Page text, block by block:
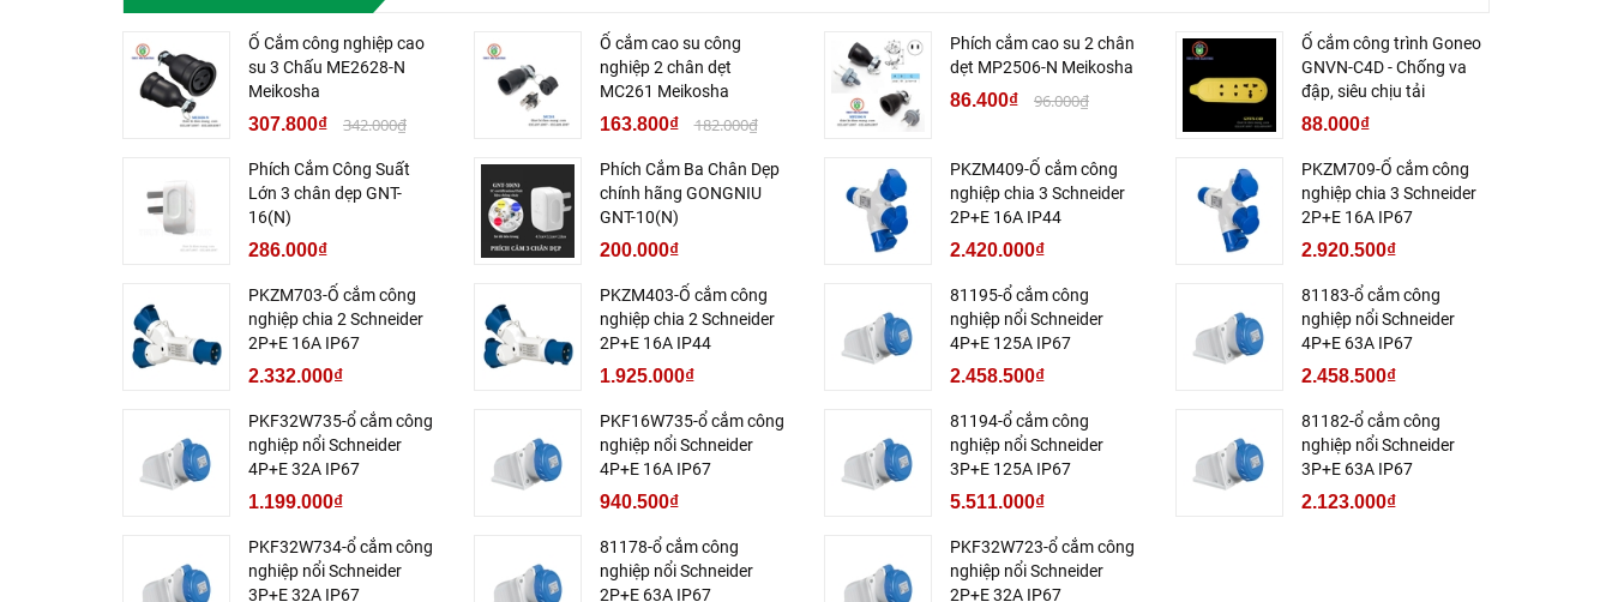
Ổ Cắm công nghiệp cao
su 3 Chấu ME2628-N
Meikosha
307.800₫ 342.000₫
Ổ cắm cao su công
nghiệp 2 chân dẹt
MC261 Meikosha
163.800₫ 182.000₫
Phích cắm cao su 2 chân
dẹt MP2506-N Meikosha
86.400₫ 96.000₫
Ổ cắm công trình Goneo
GNVN-C4D - Chống va
đập, siêu chịu tải
88.000₫
Phích Cắm Công Suất
Lớn 3 chân dẹp GNT-
16(N)
286.000₫
Phích Cắm Ba Chân Dẹp
chính hãng GONGNIU
GNT-10(N)
200.000₫
PKZM409-Ổ cắm công
nghiệp chia 3 Schneider
2P+E 16A IP44
2.420.000₫
PKZM709-Ổ cắm công
nghiệp chia 3 Schneider
2P+E 16A IP67
2.920.500₫
PKZM703-Ổ cắm công
nghiệp chia 2 Schneider
2P+E 16A IP67
2.332.000₫
PKZM403-Ổ cắm công
nghiệp chia 2 Schneider
2P+E 16A IP44
1.925.000₫
81195-ổ cắm công
nghiệp nổi Schneider
4P+E 125A IP67
2.458.500₫
81183-ổ cắm công
nghiệp nổi Schneider
4P+E 63A IP67
2.458.500₫
PKF32W735-ổ cắm công
nghiệp nổi Schneider
4P+E 32A IP67
1.199.000₫
PKF16W735-ổ cắm công
nghiệp nổi Schneider
4P+E 16A IP67
940.500₫
81194-ổ cắm công
nghiệp nổi Schneider
3P+E 125A IP67
5.511.000₫
81182-ổ cắm công
nghiệp nổi Schneider
3P+E 63A IP67
2.123.000₫
PKF32W734-ổ cắm công
nghiệp nổi Schneider
3P+E 32A IP67
81178-ổ cắm công
nghiệp nổi Schneider
2P+E 63A IP67
PKF32W723-ổ cắm công
nghiệp nổi Schneider
2P+E 32A IP67